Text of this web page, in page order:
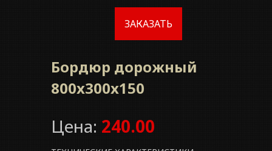
ЗАКАЗАТЬ
Бордюр дорожный
800x300x150
Цена: 240.00